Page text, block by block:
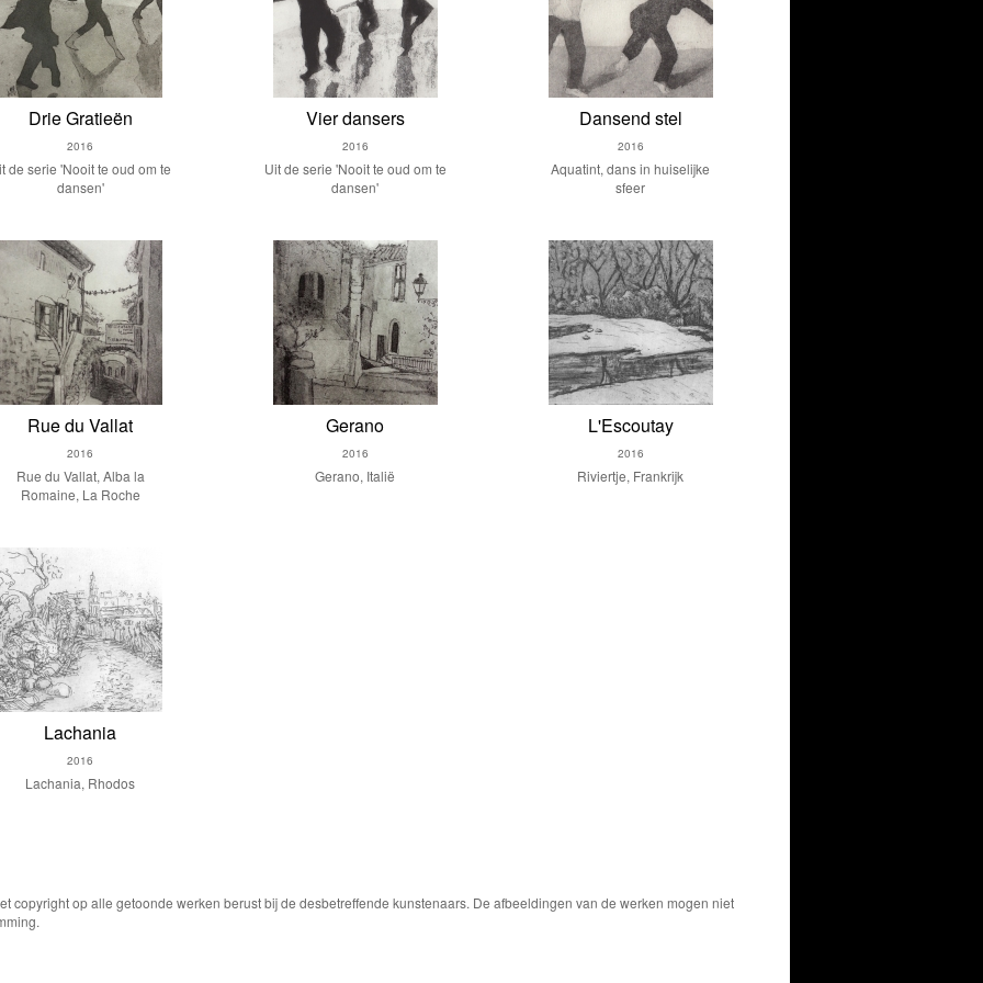
Drie Gratieën
2016
de serie 'Nooit te oud om te
dansen'
Vier dansers
2016
Uit de serie 'Nooit te oud om te
dansen'
Dansend stel
2016
Aquatint, dans in huiselijke
sfeer
Rue du Vallat
2016
Rue du Vallat, Alba la
Romaine, La Roche
Gerano
2016
Gerano, Italië
L'Escoutay
2016
Riviertje, Frankrijk
Lachania
2016
Lachania, Rhodos
copyright op alle getoonde werken berust bij de desbetreffende kunstenaars. De afbeeldingen van de werken mogen niet